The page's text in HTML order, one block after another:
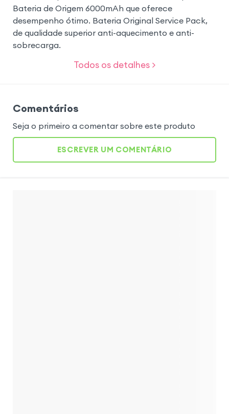
Bateria de Origem 6000mAh que oferece
desempenho ótimo. Bateria Original Service Pack,
de qualidade superior anti-aquecimento e anti-
sobrecarga.
Todos os detalhes >
Comentários
Seja o primeiro a comentar sobre este produto
ESCREVER UM COMENTÁRIO